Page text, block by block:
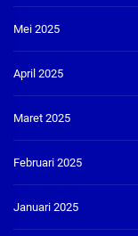
Mei 2025
April 2025
Maret 2025
Februari 2025
Januari 2025